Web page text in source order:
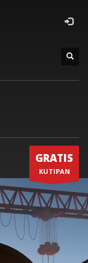
GRATIS
KUTIPAN